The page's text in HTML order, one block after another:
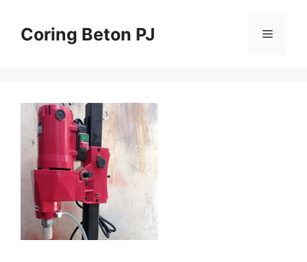
contentCoring Beton PJ Menu